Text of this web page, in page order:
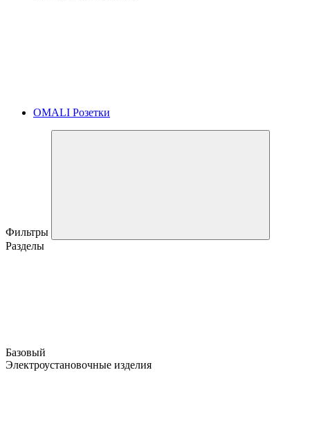
OMALI Розетки
Фильтры
Разделы
Базовый
Электроустановочные изделия